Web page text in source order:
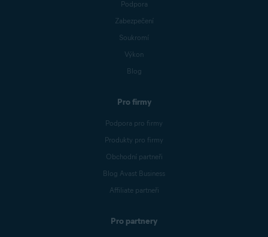
Podpora
Zabezpečení
Soukromí
Výkon
Blog
Pro firmy
Podpora pro firmy
Produkty pro firmy
Obchodní partneři
Blog Avast Business
Affiliate partneři
Pro partnery